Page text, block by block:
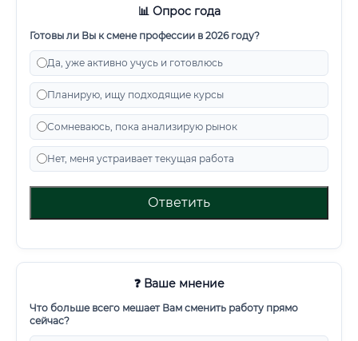
📊 Опрос года
Готовы ли Вы к смене профессии в 2026 году?
Да, уже активно учусь и готовлюсь
Планирую, ищу подходящие курсы
Сомневаюсь, пока анализирую рынок
Нет, меня устраивает текущая работа
Ответить
❓ Ваше мнение
Что больше всего мешает Вам сменить работу прямо
сейчас?